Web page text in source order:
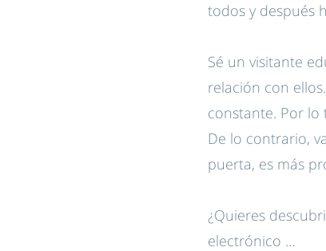
todos y después
Sé un visitante
relación con
constante. Por lo
De lo contrario,
puerta, es más
¿Quieres
electrónico …